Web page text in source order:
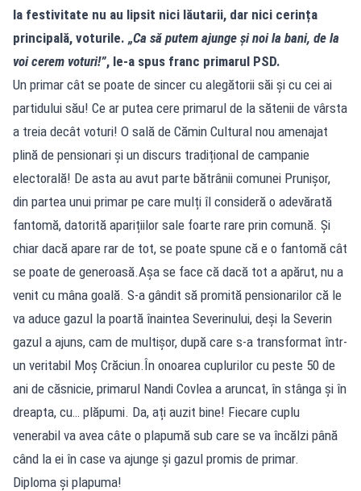
la festivitate nu au lipsit nici lăutarii, dar nici cerința
principală, voturile. „Ca să putem ajunge și noi la bani, de la
voi cerem voturi!”, le-a spus franc primarul PSD.
Un primar cât se poate de sincer cu alegătorii săi și cu cei ai
partidului său! Ce ar putea cere primarul de la sătenii de vârsta
a treia decât voturi! O sală de Cămin Cultural nou amenajat
plină de pensionari și un discurs tradițional de campanie
electorală! De asta au avut parte bătrânii comunei Prunișor,
din partea unui primar pe care mulți îl consideră o adevărată
fantomă, datorită aparițiilor sale foarte rare prin comună. Și
chiar dacă apare rar de tot, se poate spune că e o fantomă cât
se poate de generoasă.Așa se face că dacă tot a apărut, nu a
venit cu mâna goală. S-a gândit să promită pensionarilor că le
va aduce gazul la poartă înaintea Severinului, deși la Severin
gazul a ajuns, cam de multișor, după care s-a transformat într-
un veritabil Moș Crăciun.În onoarea cuplurilor cu peste 50 de
ani de căsnicie, primarul Nandi Covlea a aruncat, în stânga și în
dreapta, cu… plăpumi. Da, ați auzit bine! Fiecare cuplu
venerabil va avea câte o plapumă sub care se va încălzi până
când la ei în case va ajunge și gazul promis de primar.
Diploma și plapuma!